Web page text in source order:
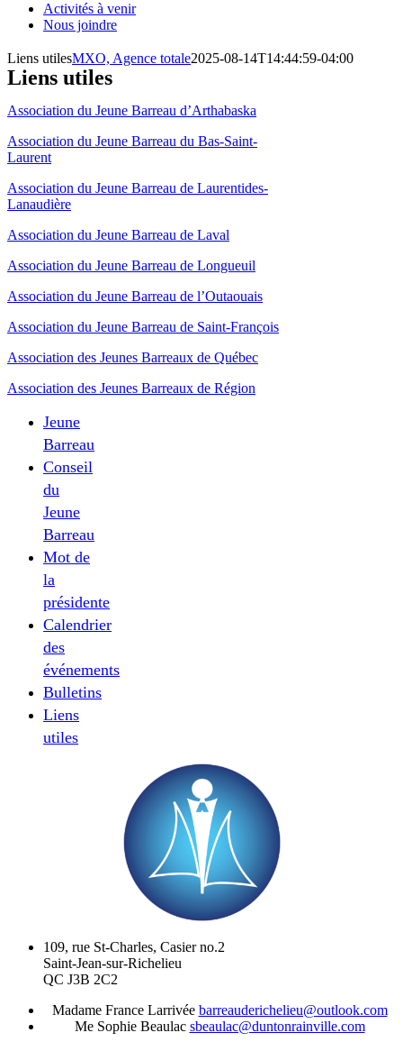
Activités à venir
Nous joindre
Liens utilesMXO, Agence totale2025-08-14T14:44:59-04:00
Liens utiles
Association du Jeune Barreau d’Arthabaska
Association du Jeune Barreau du Bas-Saint-
Laurent
Association du Jeune Barreau de Laurentides-
Lanaudière
Association du Jeune Barreau de Laval
Association du Jeune Barreau de Longueuil
Association du Jeune Barreau de l’Outaouais
Association du Jeune Barreau de Saint-François
Association des Jeunes Barreaux de Québec
Association des Jeunes Barreaux de Région
Jeune
Barreau
Conseil
du
Jeune
Barreau
Mot de
la
présidente
Calendrier
des
événements
Bulletins
Liens
utiles
109, rue St-Charles, Casier no.2
Saint-Jean-sur-Richelieu
QC J3B 2C2
Madame France Larrivée barreauderichelieu@outlook.com
Me Sophie Beaulac sbeaulac@duntonrainville.com